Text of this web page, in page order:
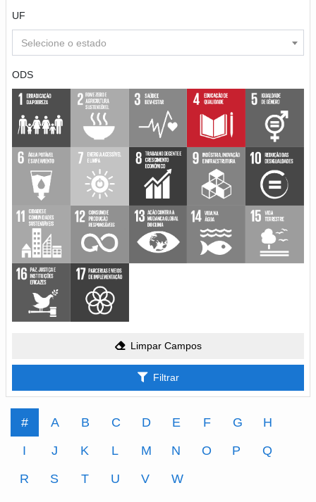
UF
Selecione o estado
ODS
Limpar Campos
Filtrar
# A B C D E F G
H
I
J K L M N O P
Q
R
S T U V W